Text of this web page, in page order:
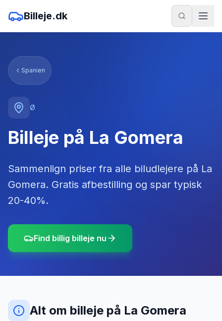
Billeje.dk
Spanien
Ø
Billeje på La Gomera
Sammenlign priser fra alle biludlejere på La
Gomera. Gratis afbestilling og spar typisk
20-40%.
Find billig billeje nu
Alt om billeje på La Gomera